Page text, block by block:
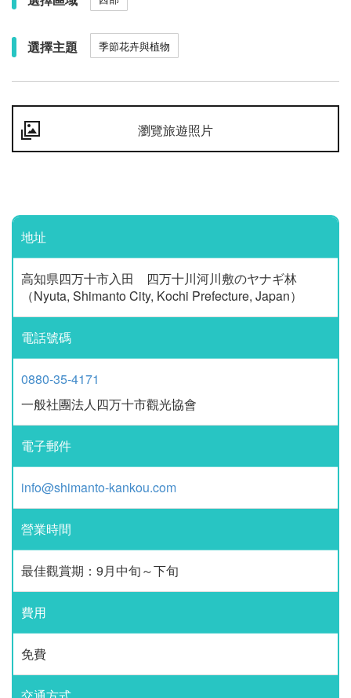
選擇主題 季節花卉與植物
瀏覽旅遊照片
地址
高知県四万十市入田 四万十川河川敷のヤナギ林
（Nyuta, Shimanto City, Kochi Prefecture, Japan）
電話號碼
0880-35-4171
一般社團法人四万十市觀光協會
電子郵件
info@shimanto-kankou.com
營業時間
最佳觀賞期：9月中旬～下旬
費用
免費